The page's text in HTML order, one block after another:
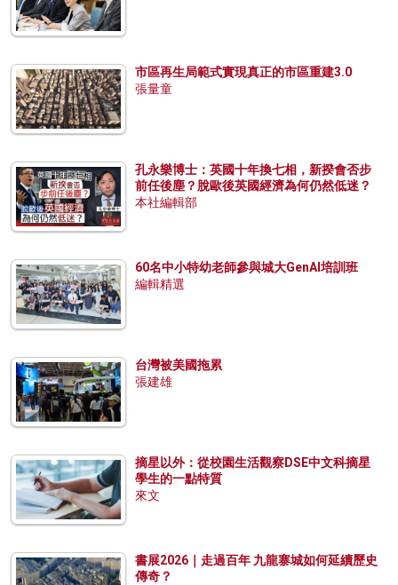
市區再生局範式實現真正的市區重建3.0
張量童
孔永樂博士：英國十年換七相，新揆會否步
前任後塵？脫歐後英國經濟為何仍然低迷？
本社編輯部
60名中小特幼老師參與城大GenAI培訓班
編輯精選
台灣被美國拖累
張建雄
摘星以外：從校園生活觀察DSE中文科摘星
學生的一點特質
來文
書展2026｜走過百年 九龍寨城如何延續歷史
傳奇？